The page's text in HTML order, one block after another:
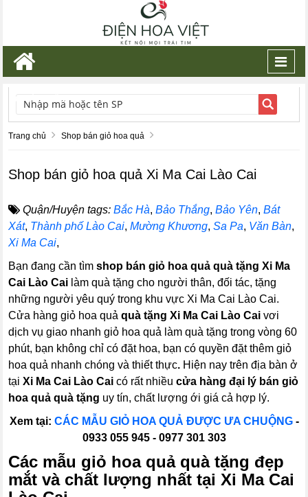
TÌM KIẾM
Trang chủ Shop bán giỏ hoa quả
Shop bán giỏ hoa quả Xi Ma Cai Lào Cai
Quận/Huyện tags: Bắc Hà,Bảo Thắng,Bảo Yên,Bát
Xát, Thành phố Lào Cai,Mường Khương,Sa Pa, Văn Bàn,
Xi Ma Cai,
Bạn đang cần tìm shop bán giỏ hoa quả quà tặng Xi Ma
Cai Lào Cai làm quà tặng cho người thân, đối tác, tặng
những người yêu quý trong khu vực Xi Ma Cai Lào Cai.
Cửa hàng giỏ hoa quả quà tặng Xi Ma Cai Lào Caivơi
dịch vụ giao nhanh giỏ hoa quả làm quà tặng trong vòng 60
phút, bạn không chỉ có đặt hoa, bạn có quyền đặt thêm giỏ
hoa quả nhanh chóng và thiết thực. Hiện nay trên địa bàn ở
tạiXi Ma Cai Lào Cai có rất nhiềucửa hàng đại lý bán giỏ
hoa quả quà tặng uy tín, chất lượng ới giá cả hợp lý.
Xem tại: CÁC MẪU GIỎ HOA QUẢ ĐƯỢC ƯA CHUỘNG -
0933 055 945 - 0977 301 303
Các mẫu giỏ hoa quảquà tặng đẹp
mắt và chất lượng nhất tại Xi Ma Cai